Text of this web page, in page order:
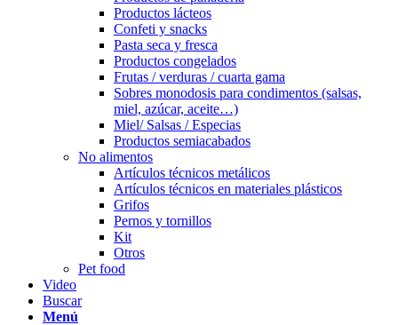
Productos lácteos
Confeti y snacks
Pasta seca y fresca
Productos congelados
Frutas / verduras / cuarta gama
Sobres monodosis para condimentos (salsas,
miel, azúcar, aceite…)
Miel/ Salsas / Especias
Productos semiacabados
No alimentos
Artículos técnicos metálicos
Artículos técnicos en materiales plásticos
Grifos
Pernos y tornillos
Kit
Otros
Pet food
Video
Buscar
Menú